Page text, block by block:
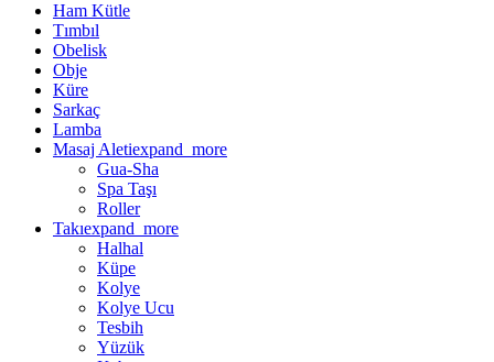
Ham Kütle
Tımbıl
Obelisk
Obje
Küre
Sarkaç
Lamba
Masaj Aletiexpand_more
Gua-Sha
Spa Taşı
Roller
Takıexpand_more
Halhal
Küpe
Kolye
Kolye Ucu
Tesbih
Yüzük